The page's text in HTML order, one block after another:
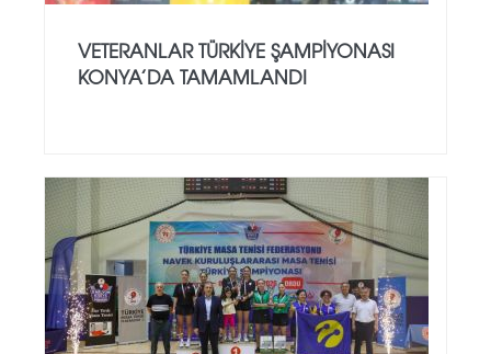
VETERANLAR TÜRKIYE ŞAMPIYONASI
KONYA’DA TAMAMLANDI